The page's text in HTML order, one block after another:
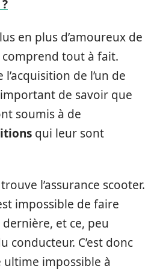
en plus d’amoureux de
comprend tout à fait.
de l’un de
de savoir que
soumis à de
qui leur sont
l’assurance scooter.
impossible de faire
dernière, et ce, peu
conducteur. C’est donc
impossible à